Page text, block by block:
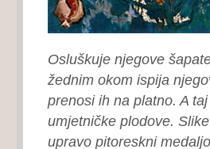
Osluškuje njegove
žednim okom ispija
prenosi ih na platno. A
umjetničke plodove.
upravo pitoreskni